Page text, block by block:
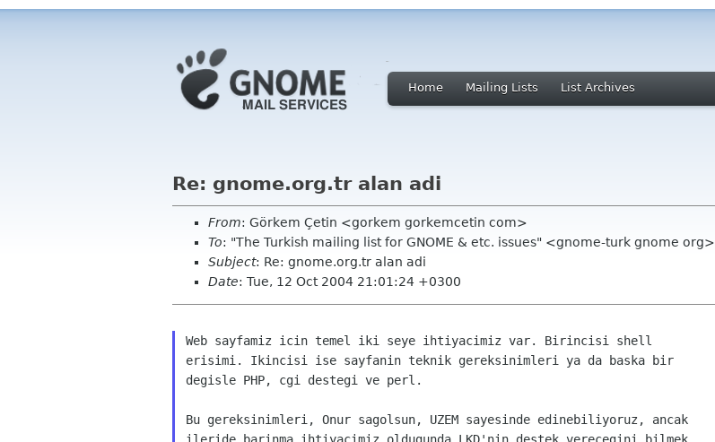
Home Mailing Lists List Archives
Re: gnome.org.tr alan adi
From: Görkem Çetin <gorkem gorkemcetin com>
To: "The Turkish mailing list for GNOME & etc. issues" <gnome-turk gnome org>
Subject: Re: gnome.org.tr alan adi
Date: Tue, 12 Oct 2004 21:01:24 +0300
Web sayfamiz icin temel iki seye ihtiyacimiz var. Birincisi shell
erisimi. Ikincisi ise sayfanin teknik gereksinimleri ya da baska bir
degisle PHP, cgi destegi ve perl.
Bu gereksinimleri, Onur sagolsun, UZEM sayesinde edinebiliyoruz, ancak